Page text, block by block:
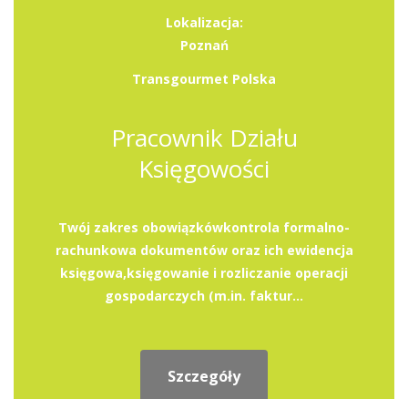
Lokalizacja:
Poznań
Transgourmet Polska
Pracownik Działu
Księgowości
Twój zakres obowiązkówkontrola formalno-
rachunkowa dokumentów oraz ich ewidencja
księgowa,księgowanie i rozliczanie operacji
gospodarczych (m.in. faktur...
Szczegóły